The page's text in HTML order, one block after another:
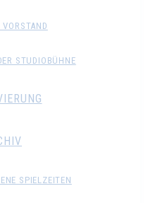
VORSTAND
STUDIOBÜHNE
SPIELZEITEN